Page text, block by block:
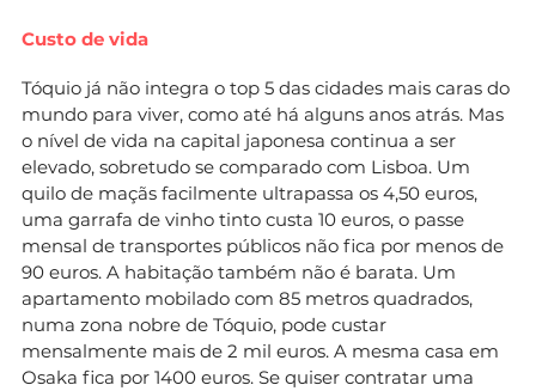
Custo de vida
Tóquio já não integra o top 5 das cidades mais caras do
mundo para viver, como até há alguns anos atrás. Mas
o nível de vida na capital japonesa continua a ser
elevado, sobretudo se comparado com Lisboa. Um
quilo de maçãs facilmente ultrapassa os 4,50 euros,
uma garrafa de vinho tinto custa 10 euros, o passe
mensal de transportes públicos não fica por menos de
90 euros. A habitação também não é barata. Um
apartamento mobilado com 85 metros quadrados,
numa zona nobre de Tóquio, pode custar
mensalmente mais de 2 mil euros. A mesma casa em
Osaka fica por 1400 euros. Se quiser contratar uma